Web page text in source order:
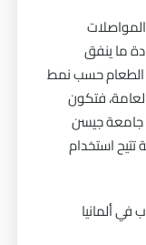
ما ينفق
شهريا على الطعام حسب نمط
فتكون
جامعة جيسن
استخدام
ألمانيا